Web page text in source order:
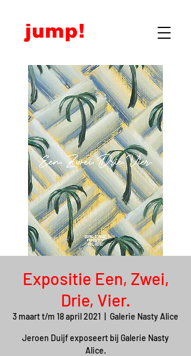
Expositie Een, Zwei,
Drie, Vier.
3 maart t/m 18 april 2021 Galerie Nasty Alice
Jeroen Duijf exposeert bij Galerie Nasty
Alice.